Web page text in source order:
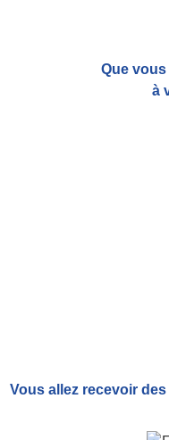
Que
à
Vous allez recevoir des